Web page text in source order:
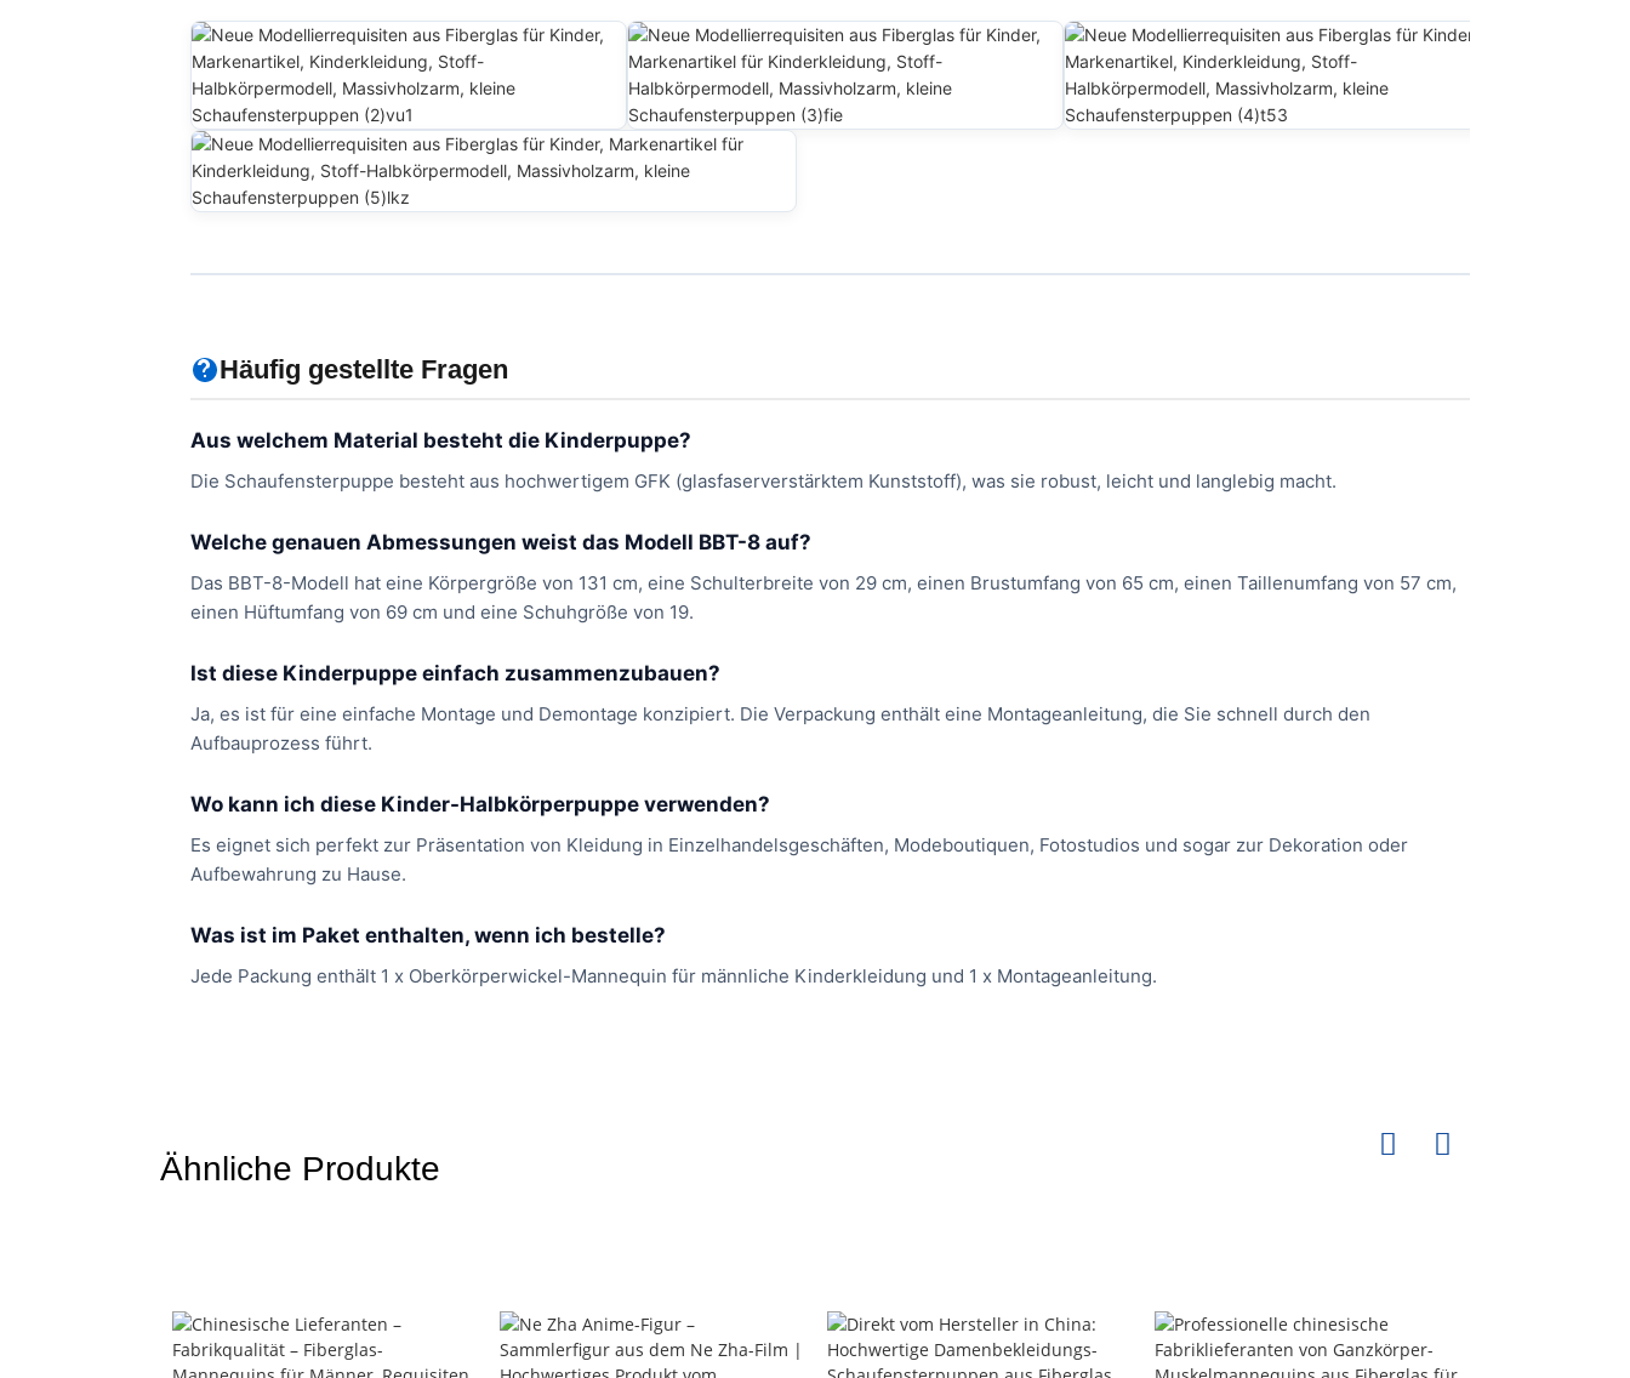
Häufig gestellte Fragen
Aus welchem ​​Material besteht die Kinderpuppe?
Die Schaufensterpuppe besteht aus hochwertigem GFK (glasfaserverstärktem Kunststoff), was sie robust, leicht und langlebig macht.
Welche genauen Abmessungen weist das Modell BBT-8 auf?
Das BBT-8-Modell hat eine Körpergröße von 131 cm, eine Schulterbreite von 29 cm, einen Brustumfang von 65 cm, einen Taillenumfang von 57 cm,
einen Hüftumfang von 69 cm und eine Schuhgröße von 19.
Ist diese Kinderpuppe einfach zusammenzubauen?
Ja, es ist für eine einfache Montage und Demontage konzipiert. Die Verpackung enthält eine Montageanleitung, die Sie schnell durch den
Aufbauprozess führt.
Wo kann ich diese Kinder-Halbkörperpuppe verwenden?
Es eignet sich perfekt zur Präsentation von Kleidung in Einzelhandelsgeschäften, Modeboutiquen, Fotostudios und sogar zur Dekoration oder
Aufbewahrung zu Hause.
Was ist im Paket enthalten, wenn ich bestelle?
Jede Packung enthält 1 x Oberkörperwickel-Mannequin für männliche Kinderkleidung und 1 x Montageanleitung.
Ähnliche Produkte